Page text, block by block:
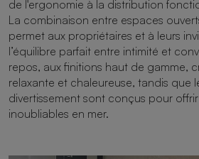
de l'ergonomie à la distribution
La combinaison entre espaces
permet aux propriétaires et à leurs
l’équilibre parfait entre intimité et
repos, aux finitions haut de gamme,
relaxante et chaleureuse, tandis que
divertissement sont conçus pour
inoubliables en mer.